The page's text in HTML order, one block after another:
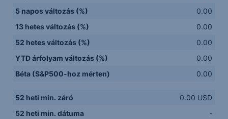
5 napos változás (%)
0.00
13 hetes változás (%)
0.00
52 hetes változás (%)
0.00
YTD árfolyam változás (%)
0.00
Béta (S&P500-hoz mérten)
0.00
52 heti min. záró
0.00 USD
52 heti min. dátuma
-